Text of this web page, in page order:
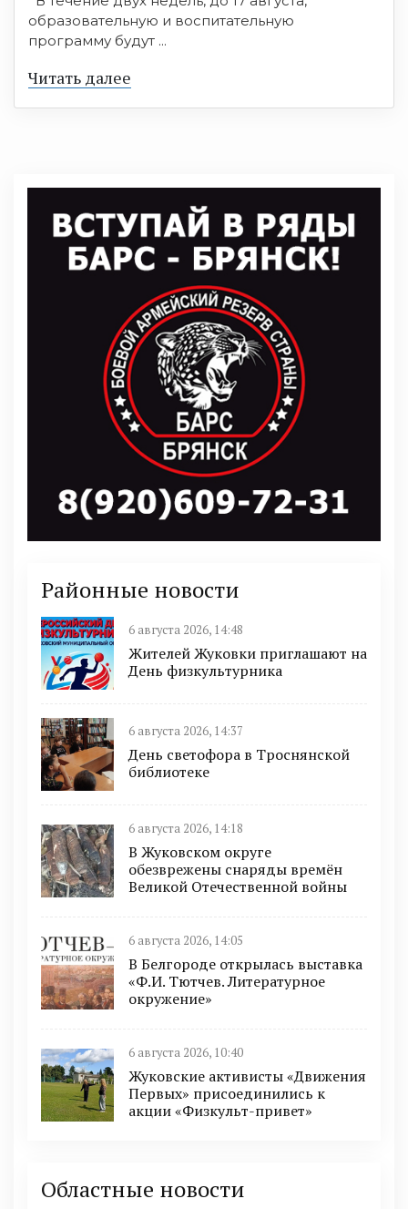
образовательную и воспитательную
программу будут ...
Читать далее
Районные новости
6 августа 2026, 14:48
Жителей Жуковки приглашают на
День физкультурника
6 августа 2026, 14:37
День светофора в Троснянской
библиотеке
6 августа 2026, 14:18
В Жуковском округе
обезврежены снаряды времён
Великой Отечественной войны
6 августа 2026, 14:05
В Белгороде открылась выставка
«Ф.И. Тютчев. Литературное
окружение»
6 августа 2026, 10:40
Жуковские активисты «Движения
Первых» присоединились к
акции «Физкульт-привет»
Областные новости